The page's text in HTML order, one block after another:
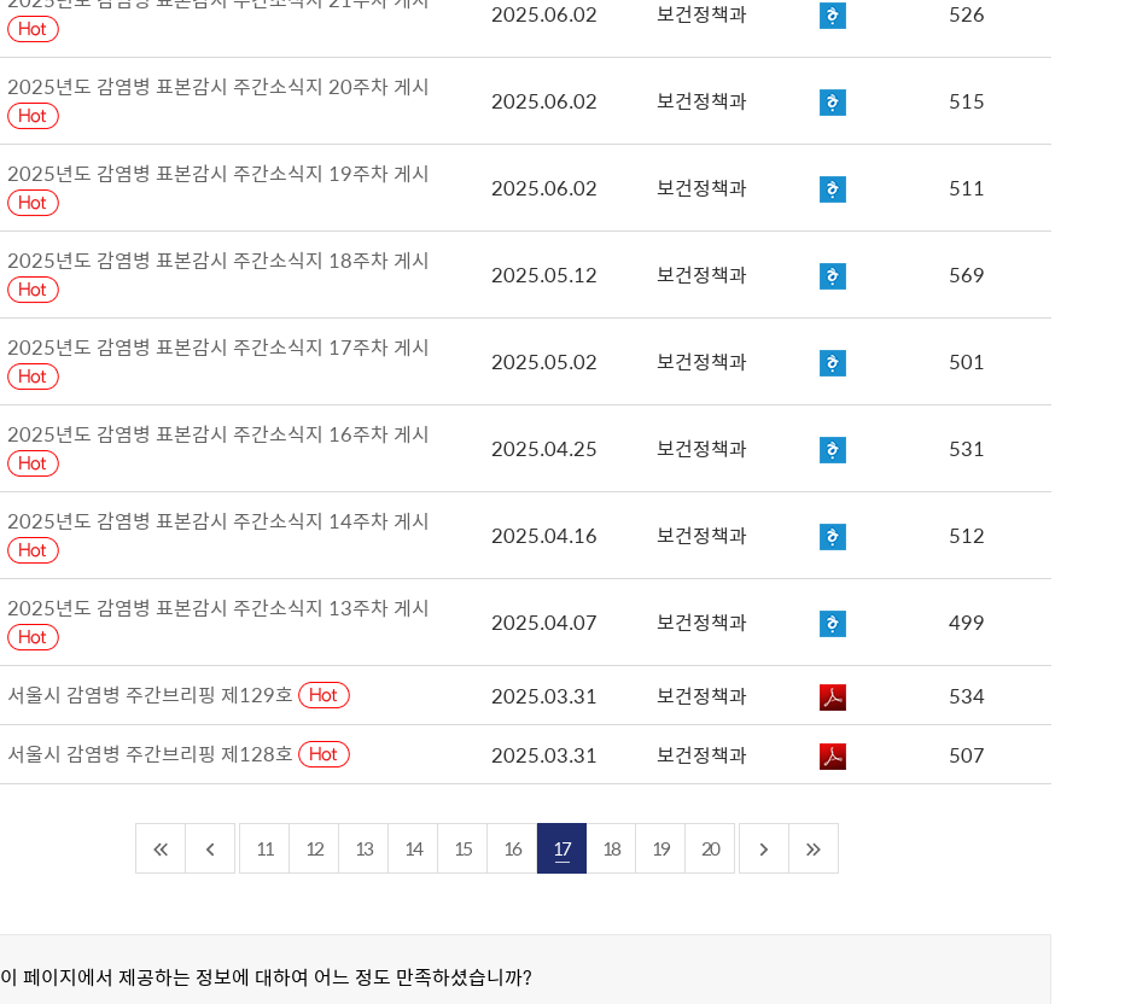
2025.06.02 보건정책과 526
2025년도 감염병 표본감시 주간소식지 20주차 게시 2025.06.02 보건정책과 515
2025년도 감염병 표본감시 주간소식지 19주차 게시 2025.06.02 보건정책과 511
2025년도 감염병 표본감시 주간소식지 18주차 게시 2025.05.12 보건정책과 569
2025년도 감염병 표본감시 주간소식지 17주차 게시 2025.05.02 보건정책과 501
2025년도 감염병 표본감시 주간소식지 16주차 게시 2025.04.25 보건정책과 531
2025년도 감염병 표본감시 주간소식지 14주차 게시 2025.04.16 보건정책과 512
2025년도 감염병 표본감시 주간소식지 13주차 게시 2025.04.07 보건정책과 499
서울시 감염병 주간브리핑 제129호 2025.03.31 보건정책과 534
서울시 감염병 주간브리핑 제128호 2025.03.31 보건정책과 507
11 12 13 14 15 16 17 18 19 20
이 페이지에서 제공하는 정보에 대하여 어느 정도 만족하셨습니까?